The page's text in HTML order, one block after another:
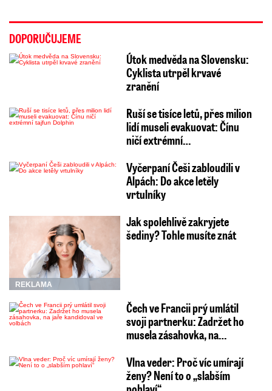
DOPORUČUJEME
Útok medvěda na Slovensku:
Cyklista utrpěl krvavé
zranění
Ruší se tisíce letů, přes milion
lidí museli evakuovat: Čínu
ničí extrémní…
Vyčerpaní Češi zabloudili v
Alpách: Do akce letěly
vrtulníky
REKLAMA
Jak spolehlivě zakryjete
šediny? Tohle musíte znát
Čech ve Francii prý umlátil
svoji partnerku: Zadržet ho
musela zásahovka, na…
Vlna veder: Proč víc umírají
ženy? Není to o „slabším